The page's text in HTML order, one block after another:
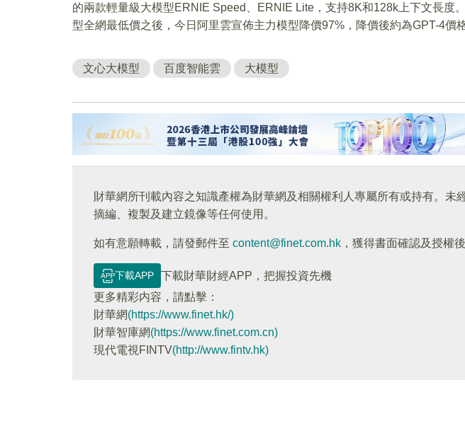
的兩款輕量級大模型ERNIE Speed、ERNIE Lite，支持8K和128k上下文長度
型全網最低價之後，今日阿里雲宣佈主力模型降價97%，降價後約為GPT-4價
文心大模型 百度智能雲 大模型
財華網所刊載內容之知識產權為財華網及相關權利人專屬所有或持有。未
摘編、複製及建立鏡像等任何使用。
如有意願轉載，請發郵件至 content@finet.com.hk ，獲得書面確認及授權
下載APP
下載財華財經APP，把握投資先機
更多精彩内容，請點擊：
財華網(https://www.finet.hk/)
財華智庫網(https://www.finet.com.cn)
現代電視FINTV(http://www.fintv.hk)